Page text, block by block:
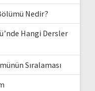
Nedir?
Hangi Dersler
Sıralaması